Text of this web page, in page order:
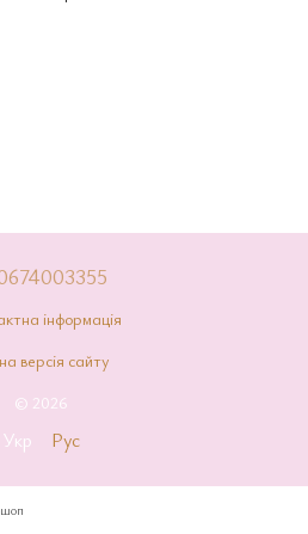
інформація
версія сайту
© 2026
Укр Рус